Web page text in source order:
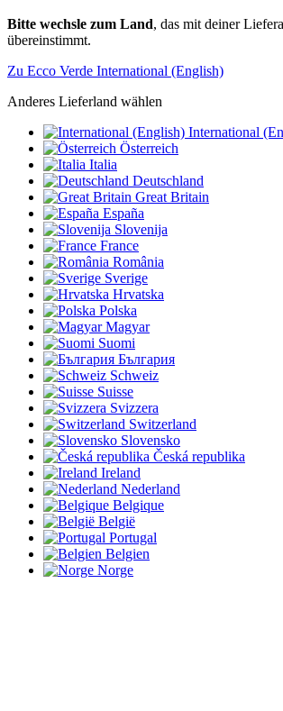
Bitte wechsle zum Land, das mit deiner
übereinstimmt.
Zu Ecco Verde International (English)
Anderes Lieferland wählen
International
Österreich
Italia
Deutschland
Great Britain
España
Slovenija
France
România
Sverige
Hrvatska
Polska
Magyar
Suomi
България
Schweiz
Suisse
Svizzera
Switzerland
Slovensko
Česká republika
Ireland
Nederland
Belgique
België
Portugal
Belgien
Norge